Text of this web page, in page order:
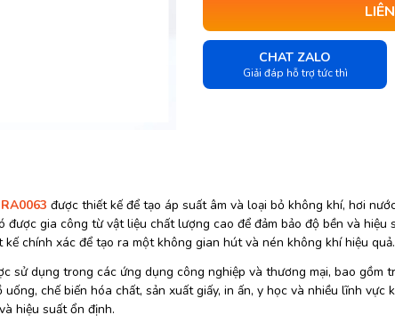
CHAT ZALO
Giải đáp hỗ trợ tức thì
được thiết kế để tạo áp suất âm và loại bỏ không khí, hơi
được gia công từ vật liệu chất lượng cao để đảm bảo độ bền và hiệu
chính xác để tạo ra một không gian hút và nén không khí hiệu quả.
sử dụng trong các ứng dụng công nghiệp và thương mại, bao gồm
chế biến hóa chất, sản xuất giấy, in ấn, y học và nhiều lĩnh vực
hiệu suất ổn định.